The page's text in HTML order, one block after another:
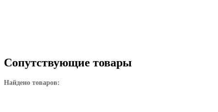
Сопутствующие товары
Найдено товаров: